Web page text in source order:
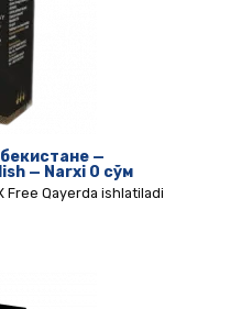
—
— Narxi 0 сўм
Free Qayerda ishlatiladi